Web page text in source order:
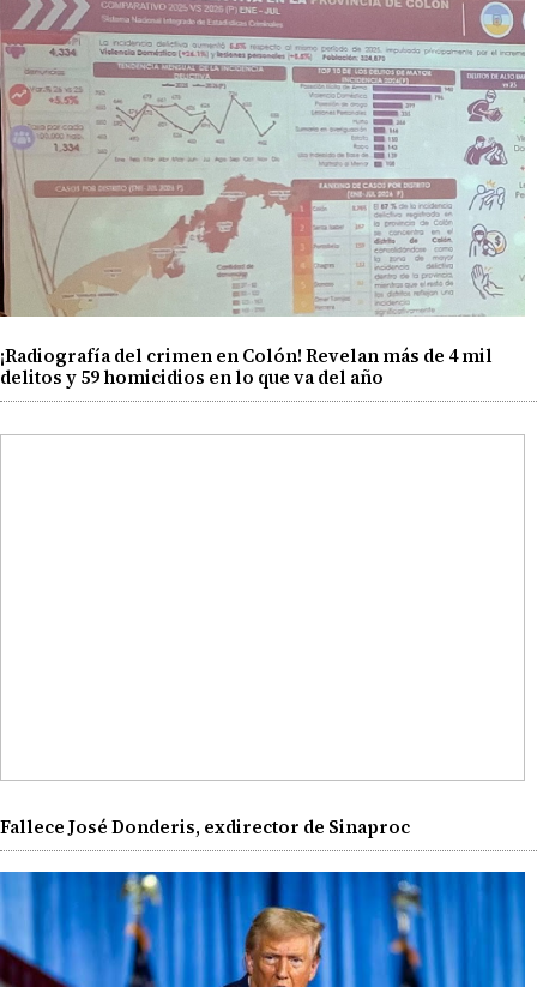
¡Radiografía del crimen en Colón! Revelan más de 4 mil
delitos y 59 homicidios en lo que va del año
Fallece José Donderis, exdirector de Sinaproc